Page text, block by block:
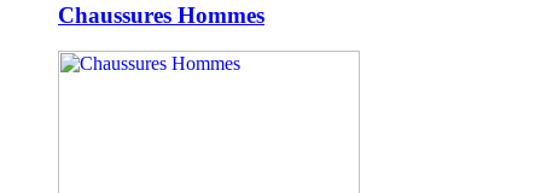
Chaussures Hommes